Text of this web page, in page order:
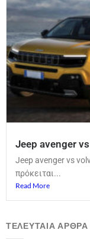
Jeep avenger
Jeep avenger vs
πρόκειται...
Read More
ΤΕΛΕΥΤΑΙΑ ΑΡΘΡΑ